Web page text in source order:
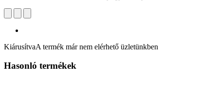
KiárusítvaA termék már nem elérhető üzletünkben
Hasonló termékek